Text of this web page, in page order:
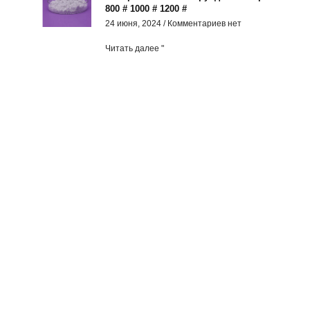
800 # 1000 # 1200 #
24 июня, 2024 Комментариев нет
Читать далее "